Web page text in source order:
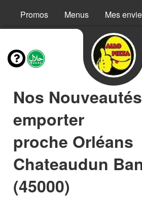
Promos Menus Mes
Nos
emporter
proche Orléans
Chateaudun
(45000)